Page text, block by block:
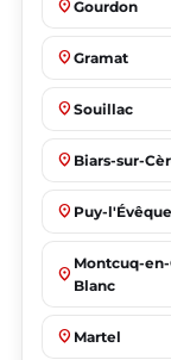
place Gourdon
place Gramat
place Souillac
place Biars-sur-
place Puy-l'Évêque
place
Montcuq-
Blanc
place Martel